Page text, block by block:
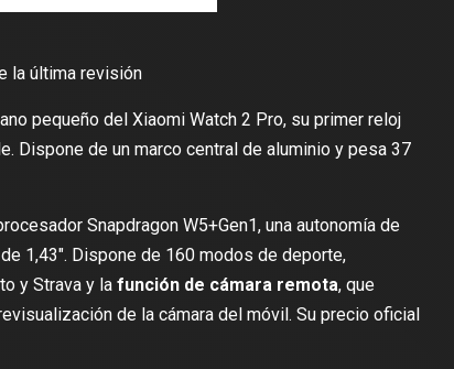
la última revisión
pequeño del Xiaomi Watch 2 Pro, su primer reloj
Dispone de un marco central de aluminio y pesa 37
Snapdragon W5+Gen1, una autonomía de
1,43″. Dispone de 160 modos de deporte,
y Strava y la función de cámara remota, que
de la cámara del móvil. Su precio oficial